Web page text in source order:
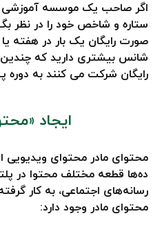
اگر صاحب یک موسسه آموزشی
ستاره و شاخص خود را در نظر
صورت رایگان یک بار در هفته یا
شانس بیشتری دارید که
رایگان شرکت می کنند به دوره
ایجاد
محتوای مادر محتوای ویدیویی
ده‌ها قطعه مختلف محتوا در
رسانه‌های اجتماعی، به کار
محتوای مادر وجود دارد: